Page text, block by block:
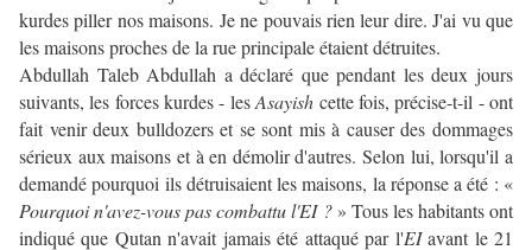
kurdes piller nos maisons. Je ne pouvais rien leur dire. J'ai vu que
les maisons proches de la rue principale étaient détruites.
Abdullah Taleb Abdullah a déclaré que pendant les deux jours
suivants, les forces kurdes - lesAsayish cette fois, précise-t-il - ont
fait venir deux bulldozers et se sont mis à causer des dommages
sérieux aux maisons et à en démolir d'autres. Selon lui, lorsqu'il a
demandé pourquoi ils détruisaient les maisons, la réponse a été : «
Pourquoi n'avez-vous pas combattu l'EI ?» Tous les habitants ont
indiqué que Qutan n'avait jamais été attaqué par l'EIavant le 21